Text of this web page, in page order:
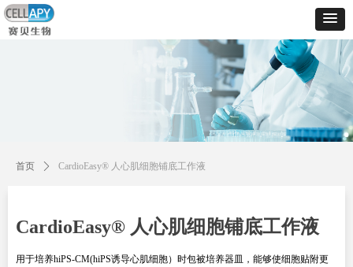
CardioEasy® 人心肌细胞铺底工作液
用于培养hiPS-CM(hiPS诱导心肌细胞）时包被培养器皿，能够使细胞贴附更
控件[tem_25_34]渲染出错,Source:未将对象引用设置到对象的实例。
首页 ꄲ CardioEasy® 人心肌细胞铺底工作液
控件[tem_25_34]渲染出错,Source:未将对象引用设置到对象的实例。